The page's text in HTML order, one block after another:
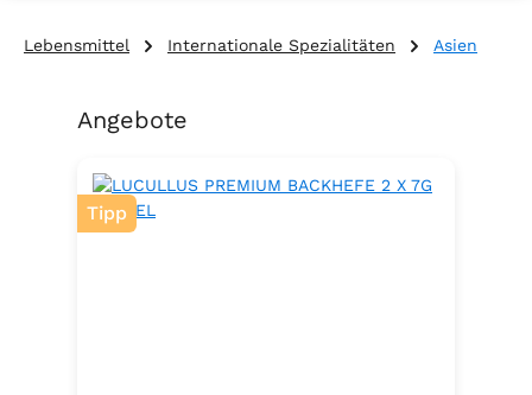
Lebensmittel Internationale Spezialitäten Asien
Produktgalerie überspringen
Angebote
Tipp